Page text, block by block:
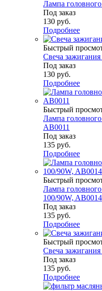
Лампа
Под заказ
130 руб.
Подробнее
Быстрый
Свеча
Под заказ
130 руб.
Подробнее
Быстрый
Лампа
AB0011
Под заказ
135 руб.
Подробнее
Быстрый
Лампа
100/90W, AB0014
Под заказ
135 руб.
Подробнее
Быстрый
Свеча
Под заказ
135 руб.
Подробнее